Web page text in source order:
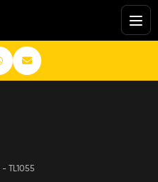
TL1055